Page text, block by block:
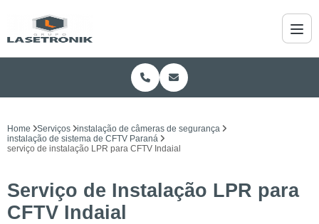
Home Serviços
instalação de câmeras de segurança
instalação de sistema de CFTV Paraná
serviço de instalação LPR para CFTV Indaial
Serviço de Instalação LPR para
CFTV Indaial